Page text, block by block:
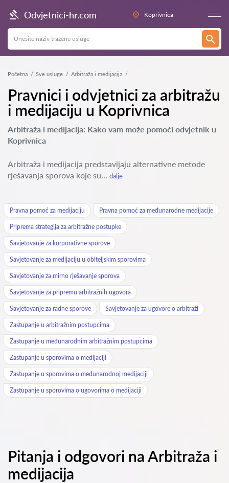
Odvjetnici-hr.com Koprivnica
Početna Sve usluge Arbitraža i medijacija
Pravnici i odvjetnici za arbitražu
i medijaciju u Koprivnica
Arbitraža i medijacija: Kako vam može pomoći odvjetnik u
Koprivnica
Arbitraža i medijacija predstavljaju alternativne metode
rješavanja sporova koje su... dalje
Pravna pomoć za medijaciju Pravna pomoć za međunarodne medijacije
Priprema strategija za arbitražne postupke
Savjetovanje za korporativne sporove
Savjetovanje za medijaciju u obiteljskim sporovima
Savjetovanje za mirno rješavanje sporova
Savjetovanje za pripremu arbitražnih ugovora
Savjetovanje za radne sporove Savjetovanje za ugovore o arbitraži
Zastupanje u arbitražnim postupcima
Zastupanje u međunarodnim arbitražnim postupcima
Zastupanje u sporovima o medijaciji
Zastupanje u sporovima o međunarodnoj medijaciji
Zastupanje u sporovima o ugovorima o medijaciji
Pitanja i odgovori na Arbitraža i
medijacija